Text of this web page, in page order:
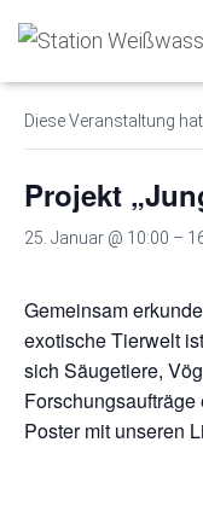
Diese Veranstaltung
Projekt
25. Januar @ 10:00 –
Gemeinsam
exotische Tierwelt
sich Säugetiere,
Poster mit unseren